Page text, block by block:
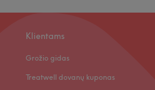
Klientams
Grožio gidas
Treatwell dovanų kuponas